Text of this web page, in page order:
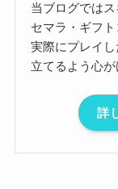
当ブログでは
セマラ・ギフ
実際にプレイ
立てるよう心が
詳